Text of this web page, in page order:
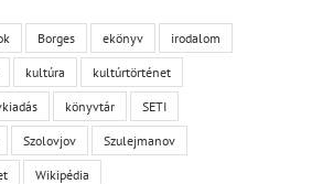
Borges ekönyv irodalom
kultúra kultúrtörténet
könyvtár SETI
Szolovjov Szulejmanov
Wikipédia